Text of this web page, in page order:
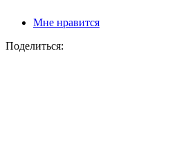
Мне нравится
Поделиться: